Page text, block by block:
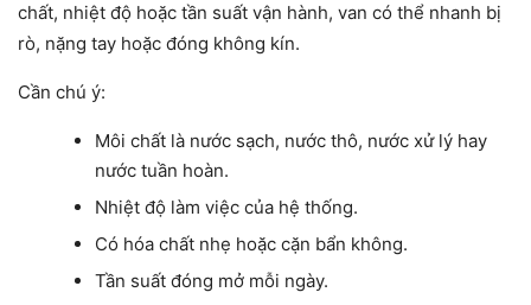
chất, nhiệt độ hoặc tần suất vận hành, van có thể nhanh bị
rò, nặng tay hoặc đóng không kín.
Cần chú ý:
Môi chất là nước sạch, nước thô, nước xử lý hay
nước tuần hoàn.
Nhiệt độ làm việc của hệ thống.
Có hóa chất nhẹ hoặc cặn bẩn không.
Tần suất đóng mở mỗi ngày.